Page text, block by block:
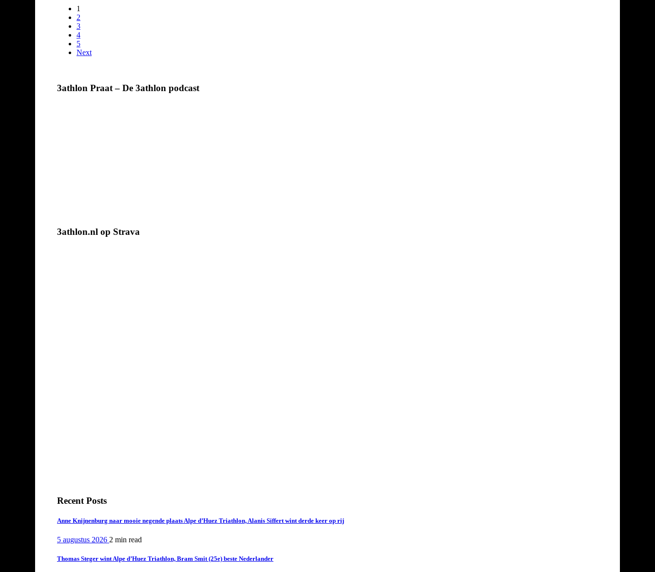
1
2
3
4
5
Next
3athlon Praat – De 3athlon podcast
3athlon.nl op Strava
Recent Posts
Anne Knijnenburg naar mooie negende plaats Alpe d’Huez Triathlon, Alanis Siffert wint derde keer op rij
5 augustus 2026 2 min read
Thomas Steger wint Alpe d’Huez Triathlon, Bram Smit (25e) beste Nederlander